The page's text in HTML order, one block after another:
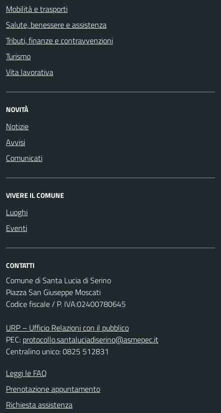
Mobilità e trasporti
Salute, benessere e assistenza
Tributi, finanze e contravvenzioni
Turismo
Vita lavorativa
NOVITÀ
Notizie
Avvisi
Comunicati
VIVERE IL COMUNE
Luoghi
Eventi
CONTATTI
Comune di Santa Lucia di Serino
Piazza San Giuseppe Moscati
Codice fiscale / P. IVA:02400780645
URP – Ufficio Relazioni con il pubblico
PEC: protocollo.santaluciadiserino@asmepec.it
Centralino unico: 0825 512831
Leggi le FAQ
Prenotazione appuntamento
Richiesta assistenza